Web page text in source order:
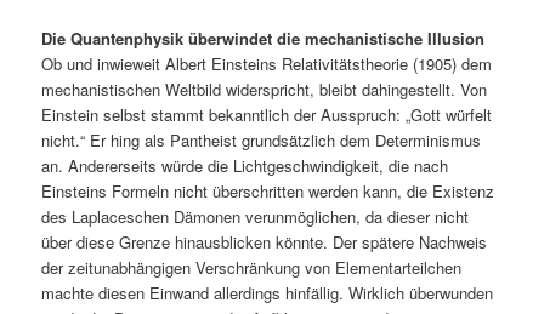
Die Quantenphysik überwindet die mechanistische Illusion
Ob und inwieweit Albert Einsteins Relativitätstheorie (1905) dem
mechanistischen Weltbild widerspricht, bleibt dahingestellt. Von
Einstein selbst stammt bekanntlich der Ausspruch: „Gott würfelt
nicht.“ Er hing als Pantheist grundsätzlich dem Determinismus
an. Andererseits würde die Lichtgeschwindigkeit, die nach
Einsteins Formeln nicht überschritten werden kann, die Existenz
des Laplaceschen Dämonen verunmöglichen, da dieser nicht
über diese Grenze hinausblicken könnte. Der spätere Nachweis
der zeitunabhängigen Verschränkung von Elementarteilchen
machte diesen Einwand allerdings hinfällig. Wirklich überwunden